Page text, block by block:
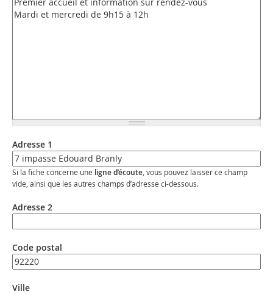
Adresse 1
Si la fiche concerne une ligne d’écoute , vous pouvez laisser ce champ
vide, ainsi que les autres champs d’adresse ci-dessous.
Adresse 2
Code postal
Ville